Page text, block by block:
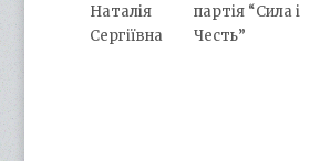
Наталія
Сергіївна
партія “Сила і
Честь”